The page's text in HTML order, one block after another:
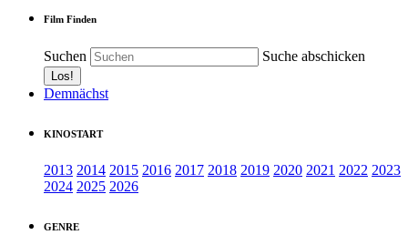
Film Finden
Suchen Suche abschicken
Demnächst
KINOSTART
2013 2014 2015 2016 2017 2018 2019 2020 2021 2022 2023
2024 2025 2026
GENRE